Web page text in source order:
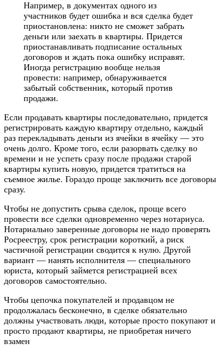
Например, в документах одного из
участников будет ошибка и вся сделка будет
приостановлена: никто не сможет забрать
деньги или заехать в квартиры. Придется
приостанавливать подписание остальных
договоров и ждать пока ошибку исправят.
Иногда регистрацию вообще нельзя
провести: например, обнаруживается
забытый собственник, который против
продажи.
Если продавать квартиры последовательно, придется
регистрировать каждую квартиру отдельно, каждый
раз перекладывать деньги из ячейки в ячейку — это
очень долго. Кроме того, если разорвать сделку во
времени и не успеть сразу после продажи старой
квартиры купить новую, придется тратиться на
съемное жилье. Гораздо проще заключить все договоры
сразу.
Чтобы не допустить срыва сделок, проще всего
провести все сделки одновременно через нотариуса.
Нотариально заверенные договоры не надо проверять
Росреестру, срок регистрации короткий, а риск
частичной регистрации сводится к нулю. Другой
вариант — нанять исполнителя — специального
юриста, который займется регистрацией всех
договоров самостоятельно.
Чтобы цепочка покупателей и продавцом не
продолжалась бесконечно, в сделке обязательно
должны участвовать люди, которые просто покупают и
просто продают квартиры, не приобретая ничего
взамен